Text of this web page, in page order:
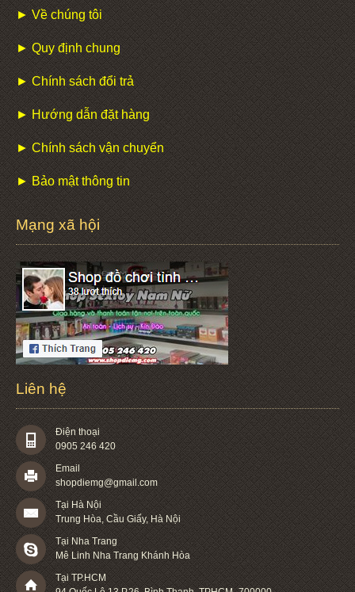
► Về chúng tôi
► Quy định chung
► Chính sách đổi trả
► Hướng dẫn đặt hàng
► Chính sách vận chuyển
► Bảo mật thông tin
Mạng xã hội
Liên hệ
Điện thoại
0905 246 420
Email
shopdiemg@gmail.com
Tại Hà Nội
Trung Hòa, Cầu Giấy, Hà Nội
Tại Nha Trang
Mê Linh Nha Trang Khánh Hòa
Tại TP.HCM